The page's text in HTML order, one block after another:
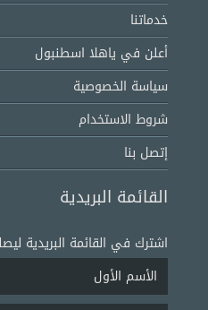
خدماتنا
أعلن في ياهلا اسطنبول
سياسة الخصوصية
شروط الاستخدام
إتصل بنا
القائمة البريدية
اشترك في القائمة البريدية